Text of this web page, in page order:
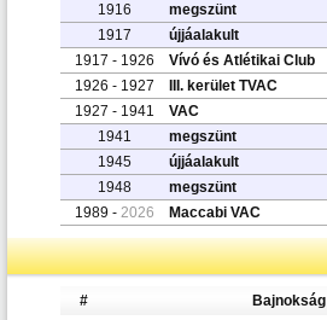
1916
megszünt
1917
újjáalakult
1917 - 1926
Vívó és Atlétikai Club
1926 - 1927
III. kerület TVAC
1927 - 1941
VAC
1941
megszünt
1945
újjáalakult
1948
megszünt
1989 - 2026 Maccabi VAC
# Bajnokság